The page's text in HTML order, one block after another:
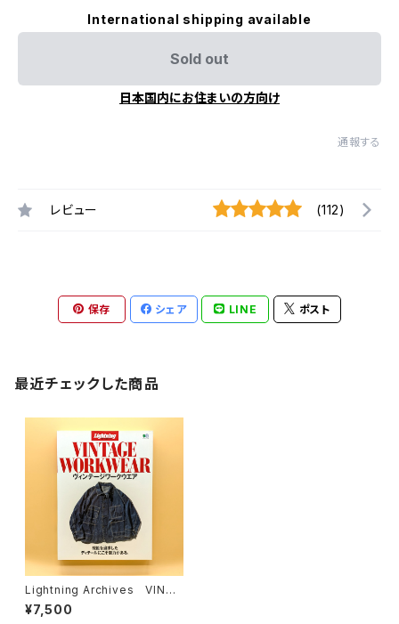
International shipping available
Sold out
日本国内にお住まいの方向け
通報する
レビュー (112)
保存 シェア LINE ポスト
最近チェックした商品
Lightning Archives VINTA
GE WORKWEAR ヴィンテー
ジワークウエア
¥7,500